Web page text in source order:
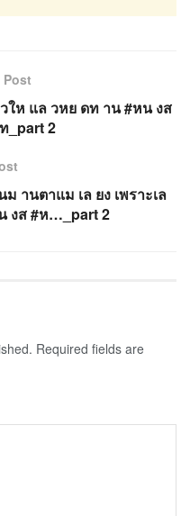
Post
วให แล วหย ดท าน #หน งส
_part 2
านตาแม เล ยง เพราะเล
งส #ห…_part 2
Required fields are